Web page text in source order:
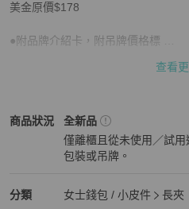
美金原價$178
●附品牌介紹卡，附吊牌價格標
▪️圖片解析度存有色差值為正常，
準，還請理解。
▪️還沒領薪水/荷包緊/月底者，請理性
查看
商品狀況
Michael Kors女士錢包 / 小皮件
全新品
僅離櫃且從未使用／試
包裝或吊牌。
分類
Michael Kors女士錢包 / 小皮件 分類
女士錢包 / 小皮件
長夾